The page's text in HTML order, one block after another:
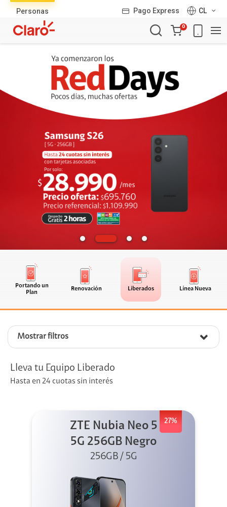
Personas Pago Express
CL
Carro
de
0
Portando un
Plan
Renovación Liberados Línea Nueva
Mostrar filtros
productos
Lleva tu Equipo Liberado
Hasta en 24 cuotas sin interés
27%
ZTE Nubia Neo 5
5G 256GB Negro
256GB / 5G